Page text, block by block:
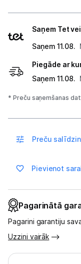
Tehnikas
Tet
veidi
Saņem Tet
Saņem 11.08.
Piegāde ar
Saņem 11.08.
* Preču saņemšanas
Preču
Pievienot
Pagarinātā
Pagarini garantiju
Uzzini vairāk